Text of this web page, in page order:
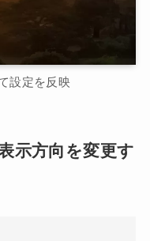
設定を反映
示方向を変更す